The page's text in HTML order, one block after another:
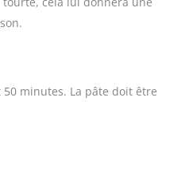
minutes. La pâte doit être